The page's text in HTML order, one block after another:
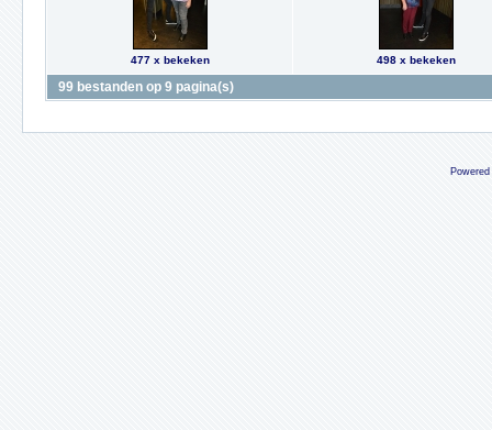
477 x bekeken 498 x bekeken
99 bestanden op 9 pagina(s)